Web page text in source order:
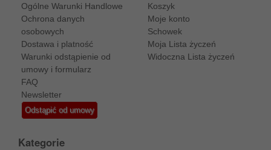
Ogólne Warunki Handlowe
Ochrona danych
osobowych
Dostawa i platność
Warunki odstąpienie od
umowy i formularz
FAQ
Newsletter
Odstąpić od umowy
Koszyk
Moje konto
Schowek
Moja Lista życzeń
Widoczna Lista życzeń
Kategorie